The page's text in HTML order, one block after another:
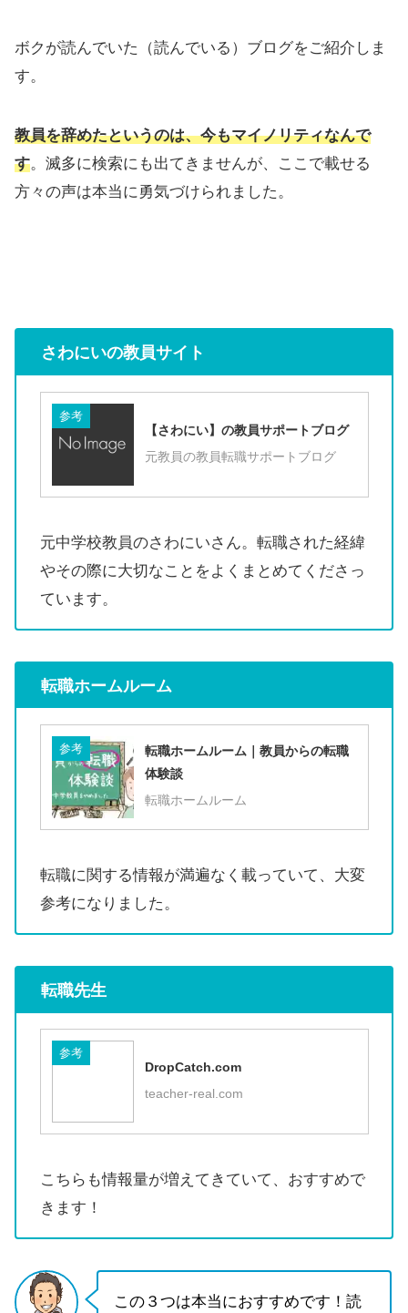
ボクが読んでいた（読んでいる）ブログをご紹介しま
す。
教員を辞めたというのは、今もマイノリティなんで
す。滅多に検索にも出てきませんが、ここで載せる
方々の声は本当に勇気づけられました。
さわにいの教員サイト
参考
【さわにい】の教員サポートブログ
元教員の教員転職サポートブログ
元中学校教員のさわにいさん。転職された経緯
やその際に大切なことをよくまとめてくださっ
ています。
転職ホームルーム
参考
転職ホームルーム｜教員からの転職
体験談
転職ホームルーム
転職に関する情報が満遍なく載っていて、大変
参考になりました。
転職先生
参考
DropCatch.com
teacher-real.com
こちらも情報量が増えてきていて、おすすめで
きます！
この３つは本当におすすめです！読